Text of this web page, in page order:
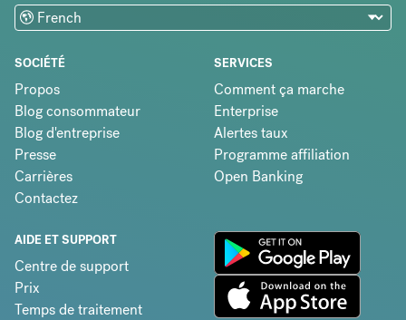
SOCIÉTÉ
Propos
Blog consommateur
Blog d'entreprise
Presse
Carrières
Contactez
SERVICES
Comment ça marche
Enterprise
Alertes taux
Programme affiliation
Open Banking
AIDE ET SUPPORT
Centre de support
Prix
Temps de traitement